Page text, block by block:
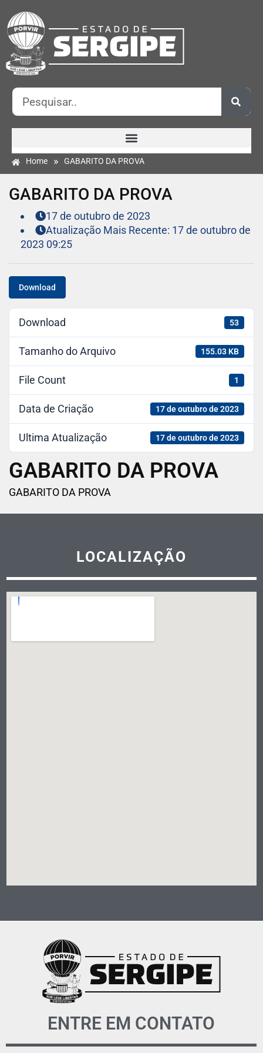
Home » GABARITO DA PROVA
GABARITO DA PROVA
17 de outubro de 2023
Atualização Mais Recente: 17 de outubro de
2023 09:25
Download
Download 53
Tamanho do Arquivo 155.03 KB
File Count 1
Data de Criação 17 de outubro de 2023
Ultima Atualização 17 de outubro de 2023
GABARITO DA PROVA
GABARITO DA PROVA
LOCALIZAÇÃO
ENTRE EM CONTATO